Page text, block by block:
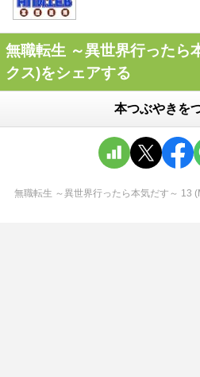
無職転生 ～異世界行ったら
クス)をシェアする
本つぶやきを
無職転生 ～異世界行ったら本気だす～ 13